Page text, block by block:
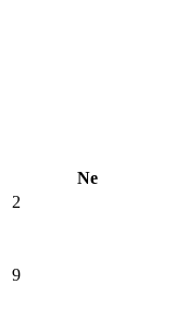
Ne
2
9